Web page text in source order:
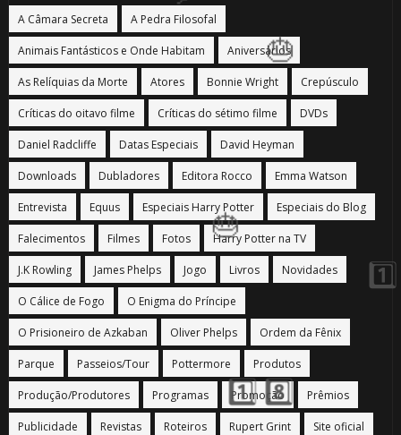
A Câmara Secreta A Pedra Filosofal
Animais Fantásticos e Onde Habitam Aniversários
As Relíquias da Morte Atores Bonnie Wright Crepúsculo
Críticas do oitavo filme Críticas do sétimo filme DVDs
Daniel Radcliffe Datas Especiais David Heyman
Downloads Dubladores Editora Rocco Emma Watson
Entrevista Equus Especiais Harry Potter Especiais do Blog
Falecimentos Filmes Fotos Harry Potter na TV
J.K Rowling James Phelps Jogo Livros Novidades
O Cálice de Fogo O Enigma do Príncipe
O Prisioneiro de Azkaban Oliver Phelps Ordem da Fênix
Parque Passeios/Tour Pottermore Produtos
Produção/Produtores Programas Promoção Prêmios
Publicidade Revistas Roteiros Rupert Grint Site oficial
🎈
🎈